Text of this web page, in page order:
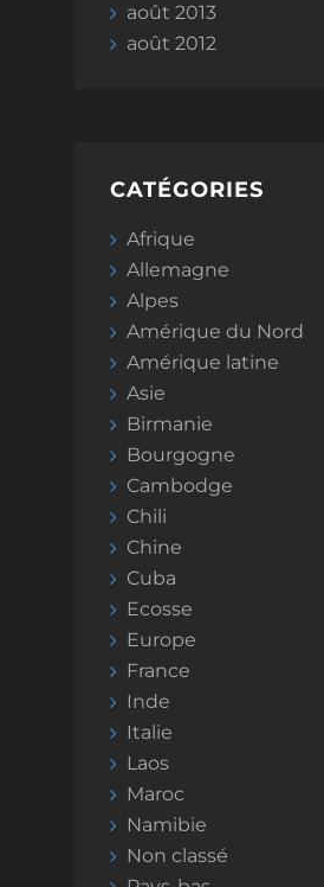
août 2013
août 2012
CATÉGORIES
Afrique
Allemagne
Alpes
Amérique du Nord
Amérique latine
Asie
Birmanie
Bourgogne
Cambodge
Chili
Chine
Cuba
Ecosse
Europe
France
Inde
Italie
Laos
Maroc
Namibie
Non classé